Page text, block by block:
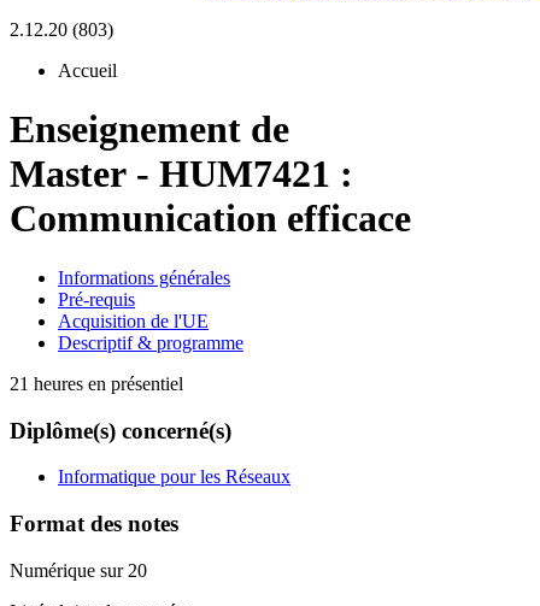
2.12.20 (803)
Accueil
Enseignement de
Master - HUM7421 :
Communication efficace
Informations générales
Pré-requis
Acquisition de l'UE
Descriptif & programme
21 heures en présentiel
Diplôme(s) concerné(s)
Informatique pour les Réseaux
Format des notes
Numérique sur 20